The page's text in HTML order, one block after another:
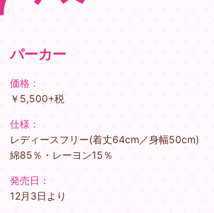
パーカー
価格：
￥5,500+税
仕様：
レディースフリー(着丈64cm／身幅50cm)
綿85％・レーヨン15％
発売日：
12月3日より